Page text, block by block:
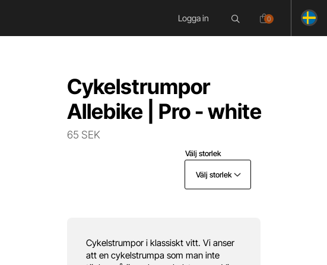
Logga in 0
Cykelstrumpor
Allebike | Pro - white
65 SEK
Välj storlek
Välj storlek
Cykelstrumpor i klassiskt vitt. Vi anser
att en cykelstrumpa som man inte